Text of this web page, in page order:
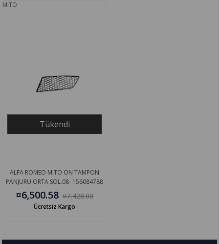
MITO
Tükendi
ALFA ROMEO MITO ÖN TAMPON
PANJURU ORTA SOL.08- 156084788
¤6,500.58 ¤7,428.00
Ücretsiz Kargo